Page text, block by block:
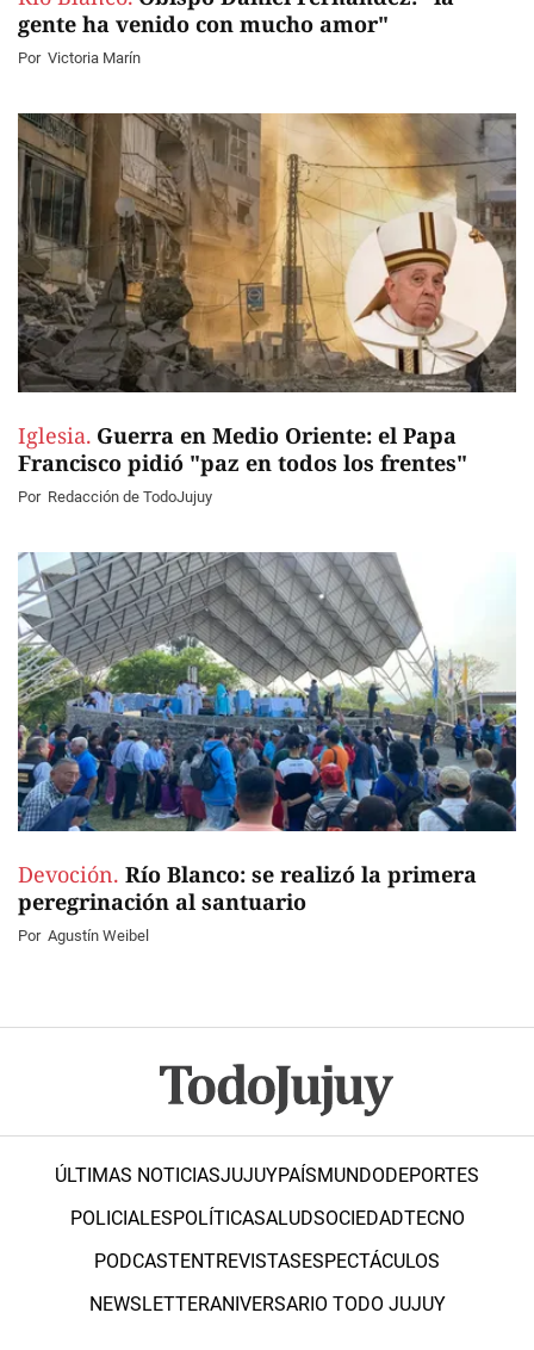
gente ha venido con mucho amor"
Por Victoria Marín
Iglesia. Guerra en Medio Oriente: el Papa
Francisco pidió "paz en todos los frentes"
Por Redacción de TodoJujuy
Devoción. Río Blanco: se realizó la primera
peregrinación al santuario
Por Agustín Weibel
ÚLTIMAS NOTICIASJUJUYPAÍSMUNDODEPORTES
POLICIALESPOLÍTICASALUDSOCIEDADTECNO
PODCASTENTREVISTASESPECTÁCULOS
NEWSLETTERANIVERSARIO TODO JUJUY